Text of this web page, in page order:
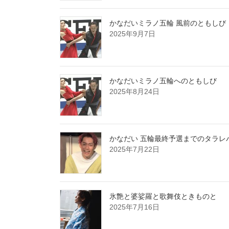
かなだいミラノ五輪 風前のともしび
2025年9月7日
かなだいミラノ五輪へのともしび
2025年8月24日
かなだい 五輪最終予選までのタラレ
2025年7月22日
氷艶と婆娑羅と歌舞伎ときものと
2025年7月16日